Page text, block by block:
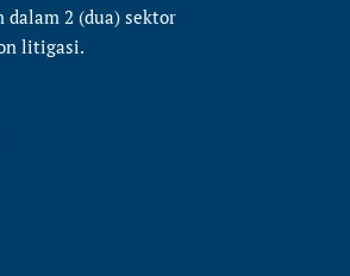
dalam 2 (dua) sektor
litigasi.